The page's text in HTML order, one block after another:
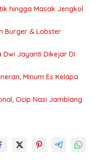
hingga Masak Jengkol
Burger & Lobster
Dwi Jayanti Dikejar Di
Minum Es Kelapa
Cicip Nasi Jamblang